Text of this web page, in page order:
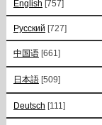
English [757]
Русский [727]
中国语 [661]
日本語 [509]
Deutsch [111]